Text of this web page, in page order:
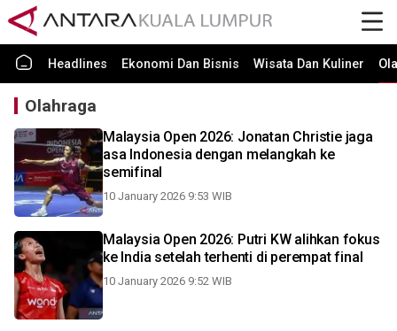
Headlines Ekonomi Dan Bisnis Wisata Dan Kuliner
Olahraga
Malaysia Open 2026: Jonatan Christie jaga
asa Indonesia dengan melangkah ke
semifinal
10 January 2026 9:53 WIB
Malaysia Open 2026: Putri KW alihkan fokus
ke India setelah terhenti di perempat final
10 January 2026 9:52 WIB